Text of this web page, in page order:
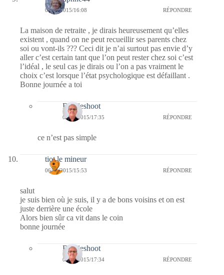
06/01/2015/16:08 RÉPONDRE
La maison de retraite , je dirais heureusement qu’elles
existent , quand on ne peut recueillir ses parents chez
soi ou vont-ils ??? Ceci dit je n’ai surtout pas envie d’y
aller c’est certain tant que l’on peut rester chez soi c’est
l’idéal , le seul cas je dirais ou l’on a pas vraiment le
choix c’est lorsque l’état psychologique est défaillant .
Bonne journée a toi
Bernieshoot
08/01/2015/17:35 RÉPONDRE
ce n’est pas simple
tiot le mineur
06/01/2015/15:53 RÉPONDRE
salut
je suis bien où je suis, il y a de bons voisins et on est
juste derrière une école
Alors bien sûr ca vit dans le coin
bonne journée
Bernieshoot
08/01/2015/17:34 RÉPONDRE